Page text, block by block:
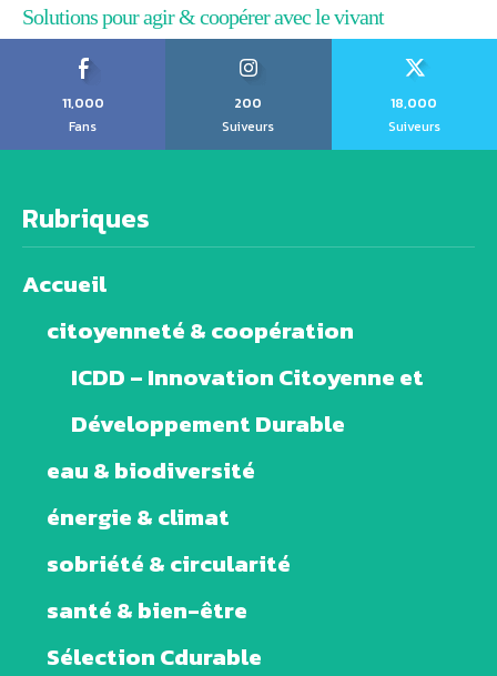
Solutions pour agir & coopérer avec le vivant
11,000
Fans
200
Suiveurs
18,000
Suiveurs
Rubriques
Accueil
citoyenneté & coopération
ICDD – Innovation Citoyenne et
Développement Durable
eau & biodiversité
énergie & climat
sobriété & circularité
santé & bien-être
Sélection Cdurable